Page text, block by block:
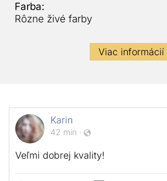
Farba:
Rôzne živé farby
Viac informácií
Karin
42 min ·
Veľmi dobrej kvality!